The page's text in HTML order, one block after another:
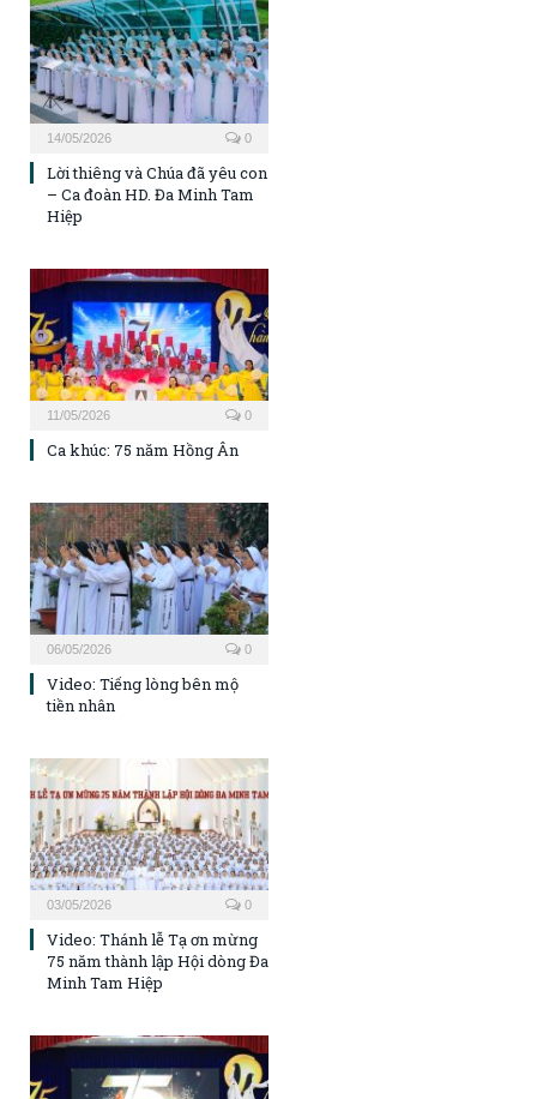
14/05/2026 0
Lời thiêng và Chúa đã yêu con
– Ca đoàn HD. Đa Minh Tam
Hiệp
11/05/2026 0
Ca khúc: 75 năm Hồng Ân
06/05/2026 0
Video: Tiếng lòng bên mộ
tiền nhân
03/05/2026 0
Video: Thánh lễ Tạ ơn mừng
75 năm thành lập Hội dòng Đa
Minh Tam Hiệp